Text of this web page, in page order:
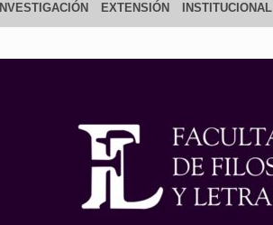
INVESTIGACIÓN EXTENSIÓN INSTITUCIONAL